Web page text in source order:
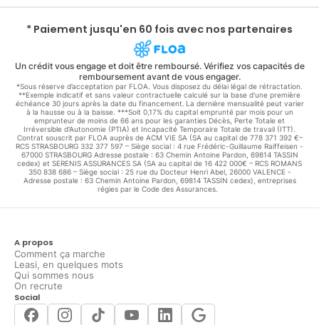
* Paiement jusqu'en 60 fois avec nos partenaires
Un crédit vous engage et doit être remboursé. Vérifiez vos capacités de
remboursement avant de vous engager.
*Sous réserve d’acceptation par FLOA. Vous disposez du délai légal de rétractation.
**Exemple indicatif et sans valeur contractuelle calculé sur la base d'une première
échéance 30 jours après la date du financement. La dernière mensualité peut varier
à la hausse ou à la baisse. ***Soit 0,17% du capital emprunté par mois pour un
emprunteur de moins de 66 ans pour les garanties Décès, Perte Totale et
Irréversible d'Autonomie (PTIA) et Incapacité Temporaire Totale de travail (ITT).
Contrat souscrit par FLOA auprès de ACM VIE SA (SA au capital de 778 371 392 €–
RCS STRASBOURG 332 377 597 – Siège social : 4 rue Frédéric-Guillaume Raiffeisen -
67000 STRASBOURG Adresse postale : 63 Chemin Antoine Pardon, 69814 TASSIN
cedex) et SERENIS ASSURANCES SA (SA au capital de 16 422 000€ – RCS ROMANS
350 838 686 – Siège social : 25 rue du Docteur Henri Abel, 26000 VALENCE -
Adresse postale : 63 Chemin Antoine Pardon, 69814 TASSIN cedex), entreprises
régies par le Code des Assurances.
A propos
Comment ça marche
Leasi, en quelques mots
Qui sommes nous
On recrute
Social